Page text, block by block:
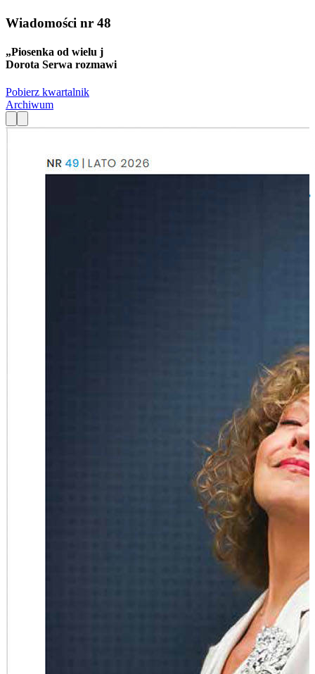
Wiadomości nr 48
„Piosenka od wielu j
Dorota Serwa rozmawi
Pobierz kwartalnik
Archiwum